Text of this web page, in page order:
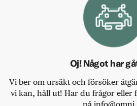
Oj! Något har
Vi ber om ursäkt och försöker
vi kan, håll ut! Har du frågor eller